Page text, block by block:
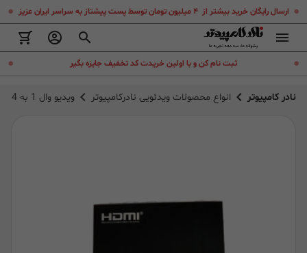
ارسال رایگان خرید بیشتر از ۴ میلیون تومان توسط پست پیشتاز به سراسر ایران عزیز
.
ثبت نام کن و با اولین خریدت کد تخفیف جایزه بگیر .
نادر کامپیوتر انواع محصولات ویدئویی نادرکامپیوتر ویدیو وال 1 به 4 HDMI ویکینگ V-King Video Wall